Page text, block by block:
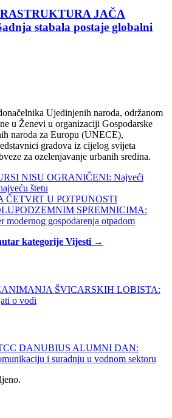
JAČA
stabala postaje globalni
Ujedinjenih naroda, održanom
u Ženevi u organizaciji Gospodarske
naroda za Europu (UNECE),
gradova iz cijelog svijeta
za ozelenjavanje urbanih sredina.
NISU OGRANIČENI: Najveći
štetu
ČETVRT U POTPUNOSTI
SPREMNICIMA:
modernog gospodarenja otpadom
kategorije Vijesti →
ŠVICARSKIH LOBISTA:
o vodi
DANUBIUS ALUMNI DAN:
i suradnju u vodnom sektoru